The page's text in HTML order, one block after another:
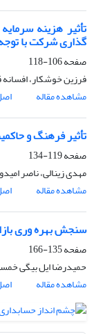
تأثیر هزینه
گذاری شرکت با
صفحه106-118
فرزین خوشکار،
مشاهده مقاله
تأثیر فرهنگ و
صفحه119-134
مهدی زینالی، ناصر
مشاهده مقاله
سنجش بهره وری
صفحه135-166
حمیدرضا ایل بیگی
مشاهده مقاله